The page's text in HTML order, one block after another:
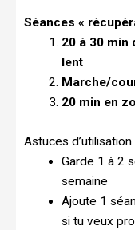
Séances «
20 à 30 min
lent
Marche/
20 min en
Astuces d’utilisation
Garde 1 à 2
semaine
Ajoute 1
si tu veux